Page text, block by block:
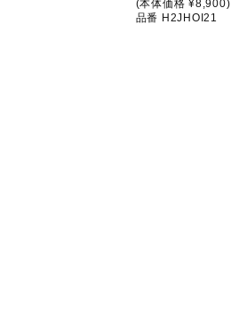
(本体価格 ¥8,900)
品番 H2JHOI21